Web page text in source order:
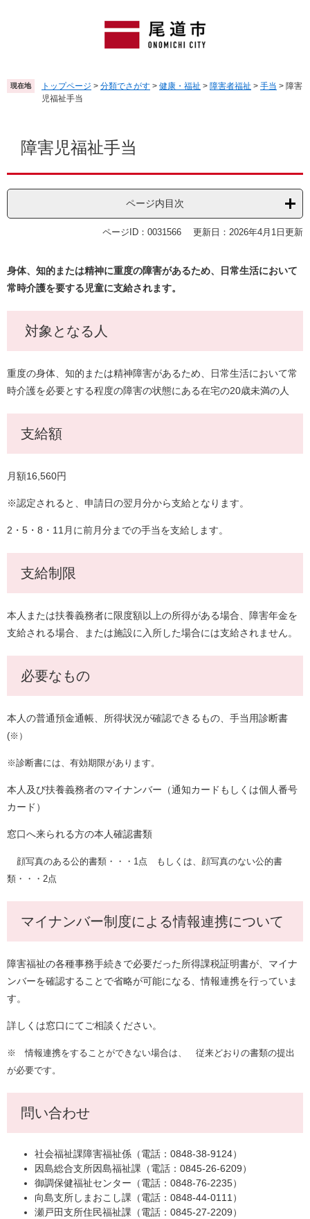
頭
で
飛
ば
現在地 トップページ > 分類でさがす > 健康・福祉 > 障害者福祉 > 手当 > 障害
児福祉手当
障害児福祉手当
ページ内目次
ページID：0031566 更新日：2026年4月1日更新
身体、知的または精神に重度の障害があるため、日常生活において
常時介護を要する児童に支給されます。
対象となる人
重度の身体、知的または精神障害があるため、日常生活において常
時介護を必要とする程度の障害の状態にある在宅の20歳未満の人
支給額
月額16,560円
※認定されると、申請日の翌月分から支給となります。
2・5・8・11月に前月分までの手当を支給します。
支給制限
本人または扶養義務者に限度額以上の所得がある場合、障害年金を
支給される場合、または施設に入所した場合には支給されません。
必要なもの
本人の普通預金通帳、所得状況が確認できるもの、手当用診断書
(※）
※診断書には、有効期限があります。
本人及び扶養義務者のマイナンバー（通知カードもしくは個人番号
カード）
窓口へ来られる方の本人確認書類
顔写真のある公的書類・・・1点 もしくは、顔写真のない公的書
類・・・2点
マイナンバー制度による情報連携について
障害福祉の各種事務手続きで必要だった所得課税証明書が、マイナ
ンバーを確認することで省略が可能になる、情報連携を行っていま
す。
詳しくは窓口にてご相談ください。
※ 情報連携をすることができない場合は、 従来どおりの書類の提出
が必要です。
問い合わせ
社会福祉課障害福祉係（電話：0848-38-9124）
因島総合支所因島福祉課（電話：0845-26-6209）
御調保健福祉センター（電話：0848-76-2235）
向島支所しまおこし課（電話：0848-44-0111）
瀬戸田支所住民福祉課（電話：0845-27-2209）